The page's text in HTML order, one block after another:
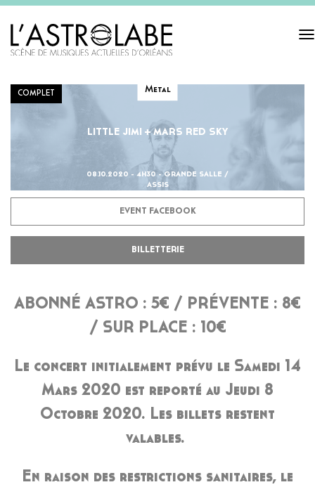
COMPLET Metal
LITTLE JIMI + MARS RED SKY
08.10.2020 - 4H30 - GRANDE SALLE /
ASSIS
EVENT FACEBOOK
BILLETTERIE
ABONNÉ ASTRO : 5€ / PRÉVENTE : 8€
/ SUR PLACE : 10€
Le concert initialement prévu le Samedi 14
Mars 2020 est reporté au Jeudi 8
Octobre 2020. Les billets restent
valables.
En raison des restrictions sanitaires, le